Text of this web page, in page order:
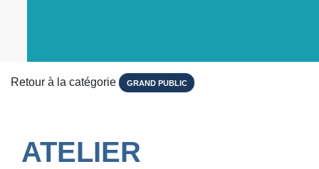
Retour à la catégorie GRAND PUBLIC
ATELIER